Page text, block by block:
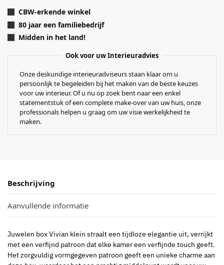
CBW-erkende winkel
80 jaar een familiebedrijf
Midden in het land!
Ook voor uw Interieuradvies
Onze deskundige interieuradviseurs staan klaar om u
persoonlijk te begeleiden bij het maken van de beste keuzes
voor uw interieur. Of u nu op zoek bent naar een enkel
statementstuk of een complete make-over van uw huis, onze
professionals helpen u graag om uw visie werkelijkheid te
maken.
Beschrijving
Aanvullende informatie
Juwelen box Vivian klein straalt een tijdloze elegantie uit, verrijkt
met een verfijnd patroon dat elke kamer een verfijnde touch geeft.
Het zorgvuldig vormgegeven patroon geeft een unieke charme aan